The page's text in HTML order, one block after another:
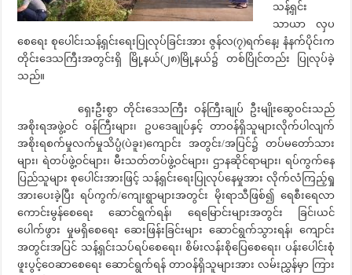
သန့်ရှင်း
သာယာ လှပ
စေရေး စုပေါင်းသန့်ရှင်းရေးပြုလုပ်ခြင်းအား ဇွန်လ(၇)ရက်နေ့၊ နံနက်ပိုင်းက
တိုင်းဒေသကြီးအတွင်းရှိ မြို့နယ်(၂၈)မြို့နယ်၌ တစ်ပြိုင်တည်း ပြုလုပ်ခဲ့
သည်။
ရှေးဦးစွာ တိုင်းဒေသကြီး ဝန်ကြီးချုပ် ဦးမျိုးဆွေဝင်းသည်
အစိုးရအဖွဲ့ဝင် ဝန်ကြီးများ၊ ဥပဒေချုပ်နှင့် တာဝန်ရှိသူများလိုက်ပါလျက်
အစိုးရစက်မှုလက်မှုသိပ္ပံ(ပဲခူး)ကျောင်း အတွင်း/အပြင်၌ တပ်မတော်သား
များ၊ ရဲတပ်ဖွဲ့ဝင်များ၊ မီးသတ်တပ်ဖွဲ့ဝင်များ၊ ဌာနဆိုင်ရာများ၊ ရပ်ကွက်နေ
ပြည်သူများ စုပေါင်းအားဖြင့် သန့်ရှင်းရေးပြုလုပ်နေမှုအား လိုက်လံကြည့်ရှု
အားပေးခဲ့ပြီး ရပ်ကွက်/ကျေးရွာများအတွင်း မိုးရာသီဖြစ်၍ ရေစီးရေလာ
ကောင်းမွန်စေရေး ဆောင်ရွက်ရန်၊ ရေမြောင်းများအတွင်း ခြင်၊ယင်
ပေါက်ဖွား မှုမရှိစေရေး ဆေးဖြန်းခြင်းများ ဆောင်ရွက်သွားရန်၊ ကျောင်း
အတွင်းအပြင် သန့်ရှင်းသပ်ရပ်စေရေး၊ စိမ်းလန်းစိုပြေစေရေး၊ ပန်းပေါင်းစုံ
ဖူးပွင့်ဝေဆာစေရေး ဆောင်ရွက်ရန် တာဝန်ရှိသူများအား လမ်းညွှန်မှာ ကြား